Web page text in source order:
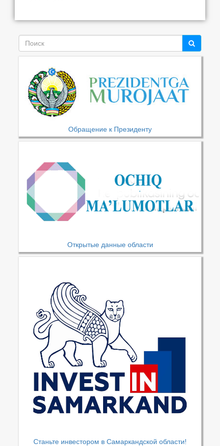
Обращение к Президенту
Открытые данные области
Станьте инвестором в Самаркандской области!